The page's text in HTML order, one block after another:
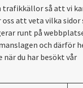
trafikkällor så att vi
att veta vilka sidor
runt på
och därför
du har besökt vår